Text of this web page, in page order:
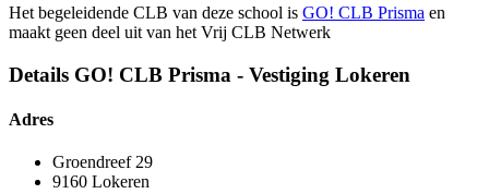
Het begeleidende CLB van deze school is GO! CLB Prisma en
maakt geen deel uit van het Vrij CLB Netwerk
Details GO! CLB Prisma - Vestiging Lokeren
Adres
Groendreef 29
9160 Lokeren